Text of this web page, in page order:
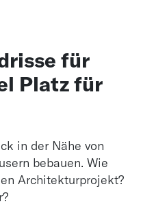
für
Platz für
in der Nähe von
bebauen. Wie
Architekturprojekt?